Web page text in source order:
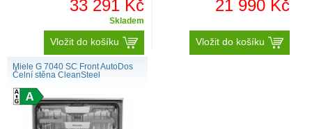
33 291 Kč
Skladem
Vložit do košíku
21 990 Kč
Vložit do košíku
Miele G 7040 SC Front AutoDos
Čelní stěna CleanSteel